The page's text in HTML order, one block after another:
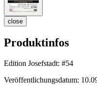
close
Produktinfos
Edition Josefstadt: #54
Veröffentlichungsdatum: